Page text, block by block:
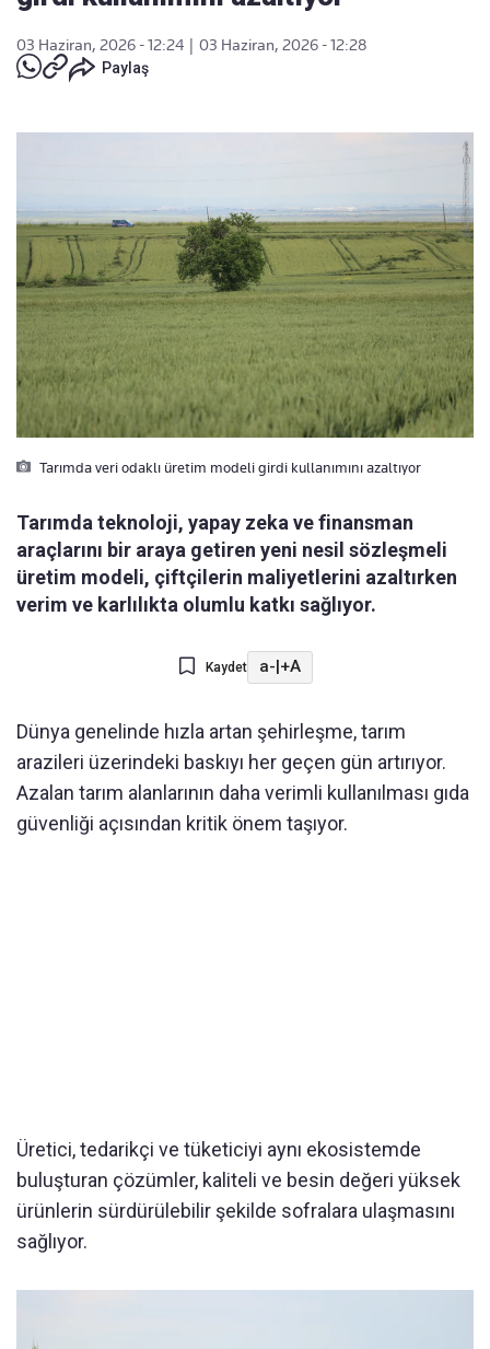
03 Haziran, 2026 - 12:24
03 Haziran, 2026 - 12:28
Paylaş
Tarımda veri odaklı üretim modeli girdi kullanımını azaltıyor
Tarımda teknoloji, yapay zeka ve finansman
araçlarını bir araya getiren yeni nesil sözleşmeli
üretim modeli, çiftçilerin maliyetlerini azaltırken
verim ve karlılıkta olumlu katkı sağlıyor.
Kaydet a-|+A
​​​​​​​Dünya genelinde hızla artan şehirleşme, tarım
arazileri üzerindeki baskıyı her geçen gün artırıyor.
Azalan tarım alanlarının daha verimli kullanılması gıda
güvenliği açısından kritik önem taşıyor.
Üretici, tedarikçi ve tüketiciyi aynı ekosistemde
buluşturan çözümler, kaliteli ve besin değeri yüksek
ürünlerin sürdürülebilir şekilde sofralara ulaşmasını
sağlıyor.